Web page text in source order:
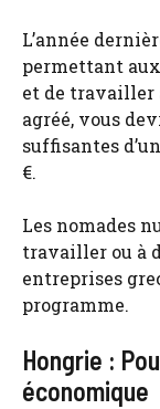
L’année
permettant
et de travailler
agréé, vous
suffisantes
€.
Les nomades
travailler ou à
entreprises
programme.
Hongrie :
économique